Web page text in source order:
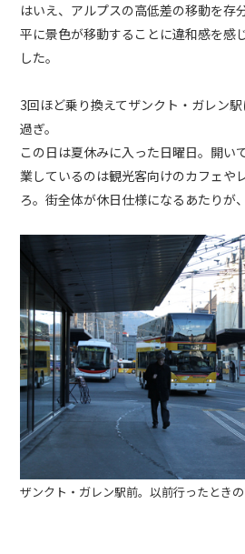
はいえ、アルプスの高低差の移動を存
平に景色が移動することに違和感を感
した。
3回ほど乗り換えてザンクト・ガレン
過ぎ。
この日は夏休みに入った日曜日。開い
業しているのは観光客向けのカフェや
ろ。街全体が休日仕様になるあたりが
ザンクト・ガレン駅前。以前行ったとき